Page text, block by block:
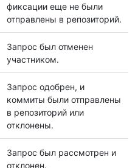
фиксации еще не были
отправлены в репозиторий.
Запрос был отменен
участником.
Запрос одобрен, и
коммиты были отправлены
в репозиторий или
отклонены.
Запрос был рассмотрен и
отклонен.